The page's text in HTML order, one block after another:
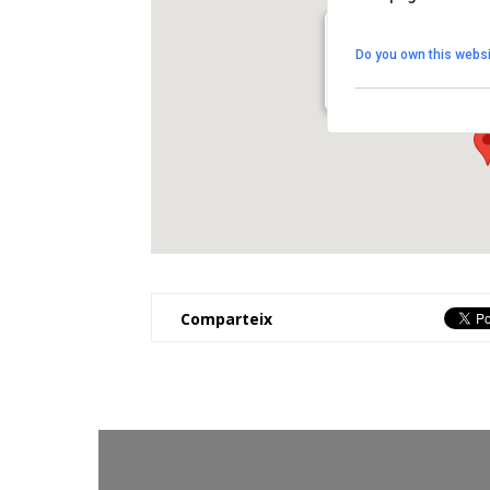
View Events
Do you own this
Comparteix